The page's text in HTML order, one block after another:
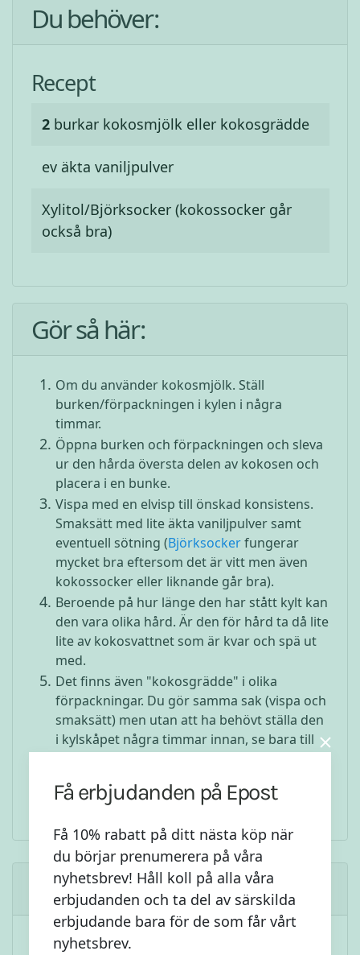
Du behöver:
Recept
2 burkar kokosmjölk eller kokosgrädde
ev äkta vaniljpulver
Xylitol/Björksocker (kokossocker går
också bra)
Gör så här:
Om du använder kokosmjölk. Ställ
burken/förpackningen i kylen i några
timmar.
Öppna burken och förpackningen och sleva
ur den hårda översta delen av kokosen och
placera i en bunke.
Vispa med en elvisp till önskad konsistens.
Smaksätt med lite äkta vaniljpulver samt
eventuell sötning (Björksockerfungerar
mycket bra eftersom det är vitt men även
kokossocker eller liknande går bra).
Beroende på hur länge den har stått kylt kan
den vara olika hård. Är den för hård ta då lite
lite av kokosvattnet som är kvar och spä ut
med.
Det finns även "kokosgrädde" i olika
förpackningar. Du gör samma sak (vispa och
smaksätt) men utan att ha behövt ställa den
i kylskåpet några timmar innan, se bara till
"hårdare gräddigare" konsistens.
Bli först att kommentera
Kommentera
Få erbjudanden på Epost
Få 10% rabatt på ditt nästa köp när
du börjar prenumerera på våra
nyhetsbrev! Håll koll på alla våra
erbjudanden och ta del av särskilda
erbjudande bara för de som får vårt
nyhetsbrev.